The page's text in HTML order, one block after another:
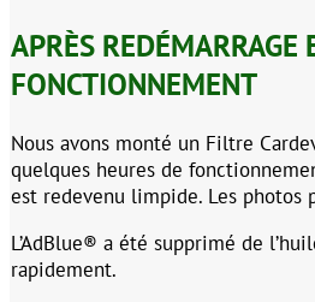
APRÈS REDÉMARRAGE
FONCTIONNEMENT
Nous avons monté un Filtre
quelques heures de
est redevenu limpide. Les photos
L’AdBlue® a été supprimé de
rapidement.